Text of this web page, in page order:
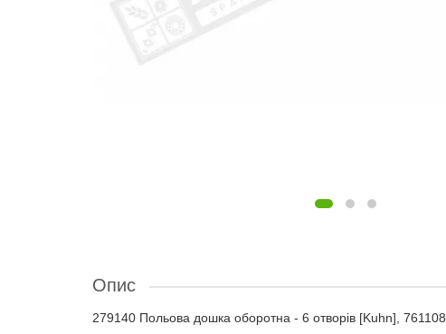
Опис
279140 Польова дошка оборотна - 6 отворів [Kuhn], 761108